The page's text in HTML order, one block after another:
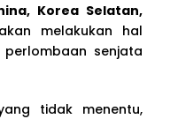
Korea Selatan,
melakukan hal
senjata
tidak menentu,